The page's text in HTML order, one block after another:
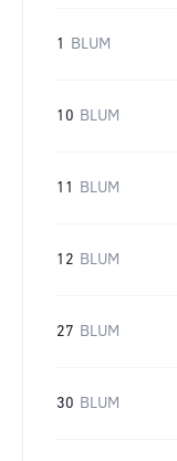
1 BLUM
10 BLUM
11 BLUM
12 BLUM
27 BLUM
30 BLUM